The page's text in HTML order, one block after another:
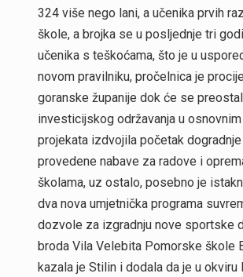
324 više nego lani, a učenika prvih
škole, a brojka se u posljednje tri
učenika s teškoćama, što je u
novom pravilniku, pročelnica je
goranske županije dok će se
investicijskog održavanja u
projekata izdvojila početak
provedene nabave za radove i
školama, uz ostalo, posebno je
dva nova umjetnička programa
dozvole za izgradnju nove sportske
broda Vila Velebita Pomorske škole
kazala je Stilin i dodala da je u